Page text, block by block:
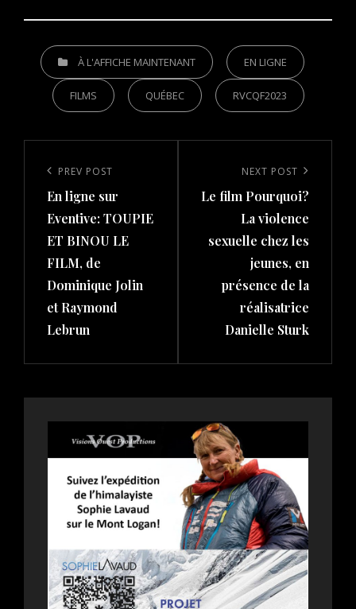
CATEGORIESÀ L'AFFICHE MAINTENANT EN LIGNE
FILMS QUÉBEC RVCQF2023
navigation
Previous
Post
PREV POST
En ligne sur
Eventive: TOUPIE
ET BINOU LE
FILM, de
Dominique Jolin
et Raymond
Lebrun
Post
NEXT POST
Le film Pourquoi?
La violence
sexuelle chez les
jeunes, en
présence de la
réalisatrice
Danielle Sturk